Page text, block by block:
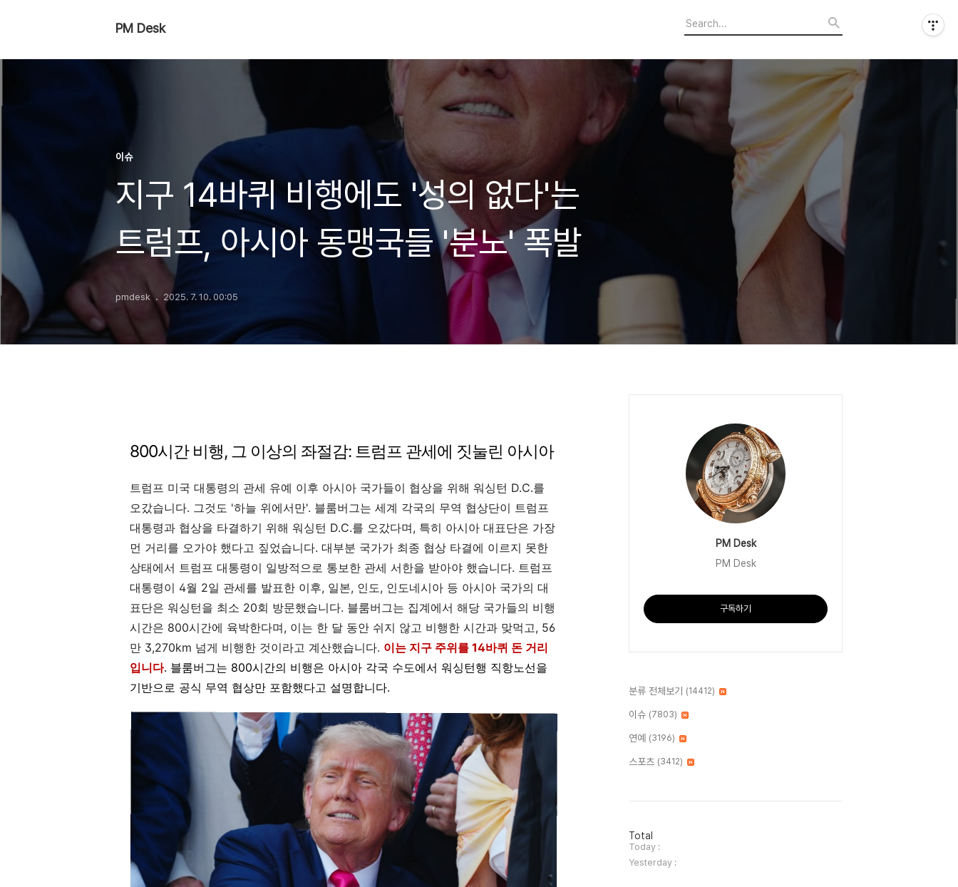
PM Desk
이슈
지구 14바퀴 비행에도 '성의 없다'는
트럼프, 아시아 동맹국들 '분노' 폭발
pmdesk 2025. 7. 10. 00:05
800시간 비행, 그 이상의 좌절감: 트럼프 관세에 짓눌린 아시아
트럼프 미국 대통령의 관세 유예 이후 아시아 국가들이 협상을 위해 워싱턴 D.C.를
오갔습니다. 그것도 '하늘 위에서만'. 블룸버그는 세계 각국의 무역 협상단이 트럼프
대통령과 협상을 타결하기 위해 워싱턴 D.C.를 오갔다며, 특히 아시아 대표단은 가장
먼 거리를 오가야 했다고 짚었습니다. 대부분 국가가 최종 협상 타결에 이르지 못한
상태에서 트럼프 대통령이 일방적으로 통보한 관세 서한을 받아야 했습니다. 트럼프
대통령이 4월 2일 관세를 발표한 이후, 일본, 인도, 인도네시아 등 아시아 국가의 대
표단은 워싱턴을 최소 20회 방문했습니다. 블룸버그는 집계에서 해당 국가들의 비행
시간은 800시간에 육박한다며, 이는 한 달 동안 쉬지 않고 비행한 시간과 맞먹고, 56
만 3,270km 넘게 비행한 것이라고 계산했습니다. 이는 지구 주위를 14바퀴 돈 거리
입니다. 블룸버그는 800시간의 비행은 아시아 각국 수도에서 워싱턴행 직항노선을
기반으로 공식 무역 협상만 포함했다고 설명합니다.
PM Desk
PM Desk
구독하기
분류 전체보기 (14412)
이슈 (7803)
연예 (3196)
스포츠 (3412)
방
문
자
수
Total
Today :
Yesterday :